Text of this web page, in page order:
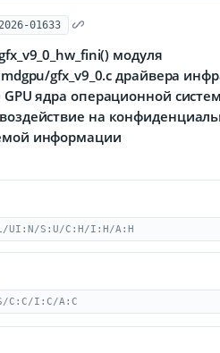
01633
модуля
gfx_v9_0.c драйвера
GPU ядра операционной
на
информации
UI:N/S:U/C:H/I:H/A:H
C:C/I:C/A:C